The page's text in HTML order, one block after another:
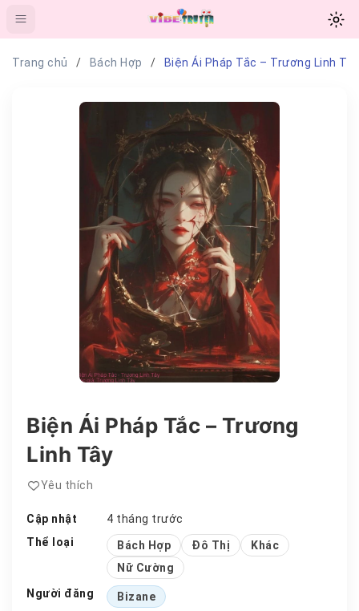
Trang chủ Bách Hợp Biện Ái Pháp Tắc – Trương Linh Tây
Biện Ái Pháp Tắc – Trương
Linh Tây
Yêu thích
Cập nhật
4 tháng trước
Thể loại
Bách Hợp Đô Thị
Khác
Nữ Cường
Người đăng
Bizane